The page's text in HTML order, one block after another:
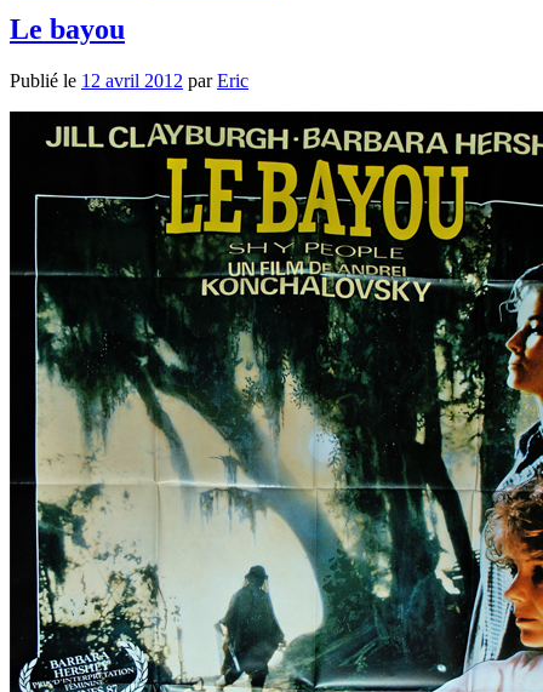
Le bayou
Publié le 12 avril 2012 parEric